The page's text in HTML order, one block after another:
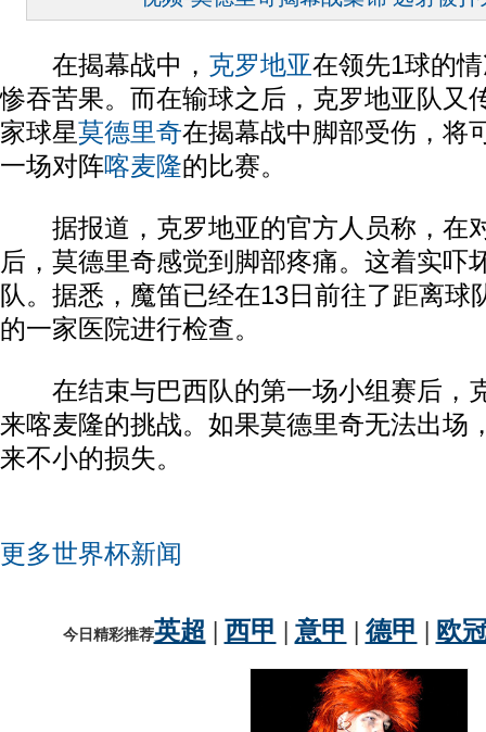
在揭幕战中， 克罗地亚在领先1球的
惨吞苦果。而在输球之后，克罗地亚队又
家球星莫德里奇在揭幕战中脚部受伤，将
一场对阵喀麦隆的比赛。
据报道，克罗地亚的官方人员称，在
后，莫德里奇感觉到脚部疼痛。这着实吓
队。据悉，魔笛已经在13日前往了距离球
的一家医院进行检查。
在结束与巴西队的第一场小组赛后，
来喀麦隆的挑战。如果莫德里奇无法出场
来不小的损失。
更多世界杯新闻